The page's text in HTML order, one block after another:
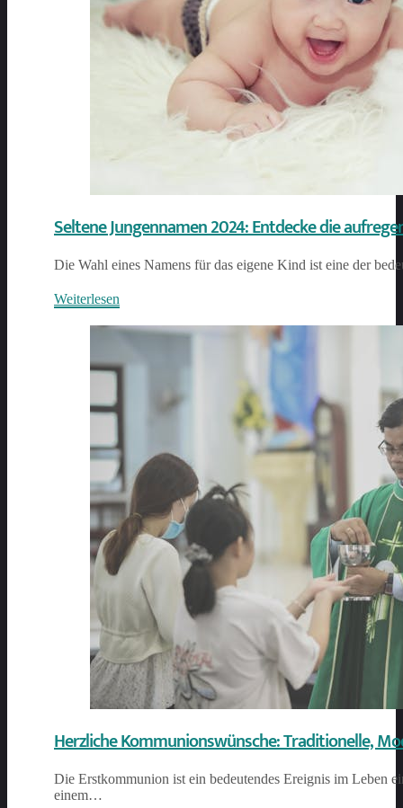
Seltene Jungennamen 2024: Entdecke die
Die Wahl eines Namens für das eigene Kind ist eine der
Weiterlesen
Herzliche Kommunionswünsche: Traditionelle,
Die Erstkommunion ist ein bedeutendes Ereignis im Leben
einem…